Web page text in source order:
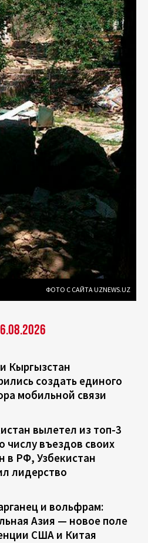
ФОТО С САЙТА UZNEWS.UZ
Кыргызстан
создать единого
мобильной связи
вылетел из топ-3
числу въездов своих
в РФ, Узбекистан
лидерство
и вольфрам:
Азия — новое поле
США и Китая